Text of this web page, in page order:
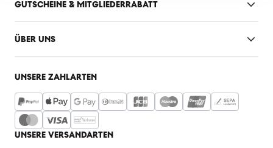
GUTSCHEINE & MITGLIEDERRABATT
ÜBER UNS
UNSERE ZAHLARTEN
UNSERE VERSANDARTEN